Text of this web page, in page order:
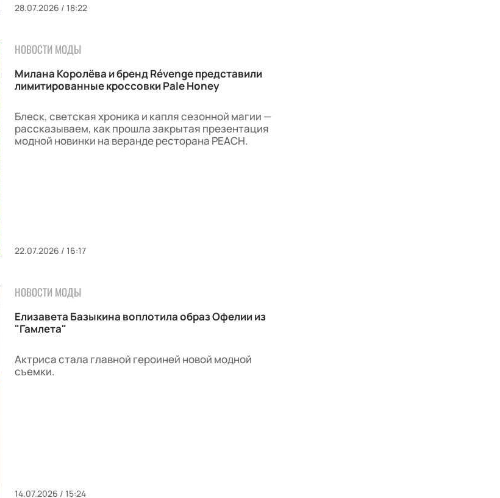
28.07.2026 / 18:22
НОВОСТИ МОДЫ
Милана Королёва и бренд Révenge представили
лимитированные кроссовки Pale Honey
Блеск, светская хроника и капля сезонной магии —
рассказываем, как прошла закрытая презентация
модной новинки на веранде ресторана PEACH.
22.07.2026 / 16:17
НОВОСТИ МОДЫ
Елизавета Базыкина воплотила образ Офелии из
"Гамлета"
Актриса стала главной героиней новой модной
съемки.
14.07.2026 / 15:24